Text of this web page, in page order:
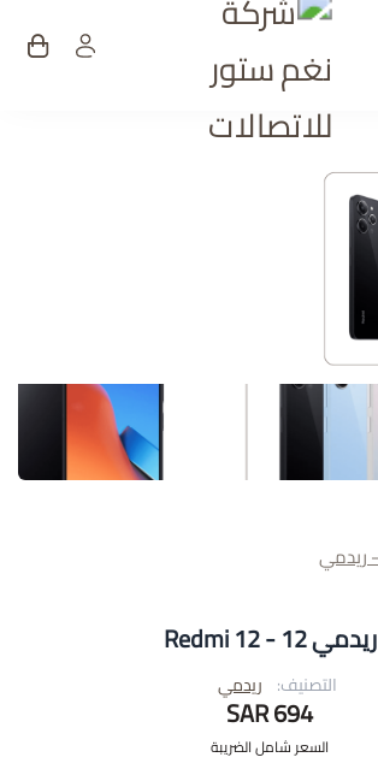
شركة نغم ستور
ريدمي Redmi 12 - 12
التصنيف: ريدمي
694 SAR
السعر شامل الضريبة